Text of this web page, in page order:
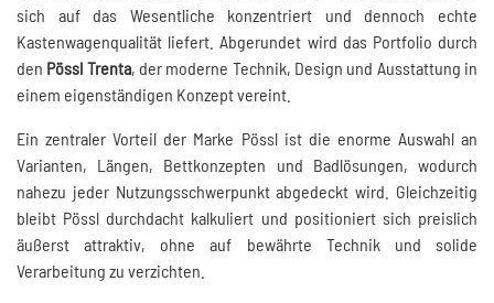
sich auf das Wesentliche konzentriert und dennoch echte
Kastenwagenqualität liefert. Abgerundet wird das Portfolio durch
den Pössl Trenta, der moderne Technik, Design und Ausstattung in
einem eigenständigen Konzept vereint.
Ein zentraler Vorteil der Marke Pössl ist die enorme Auswahl an
Varianten, Längen, Bettkonzepten und Badlösungen, wodurch
nahezu jeder Nutzungsschwerpunkt abgedeckt wird. Gleichzeitig
bleibt Pössl durchdacht kalkuliert und positioniert sich preislich
äußerst attraktiv, ohne auf bewährte Technik und solide
Verarbeitung zu verzichten.